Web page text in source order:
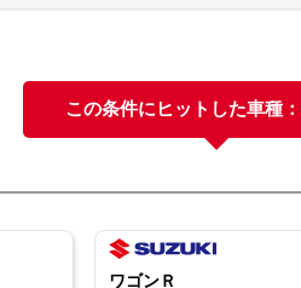
この条件にヒットした車種：
ワゴンＲ